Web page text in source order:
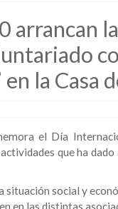
arrancan
la Casa
el Día
que ha
situación social y
en las distintas